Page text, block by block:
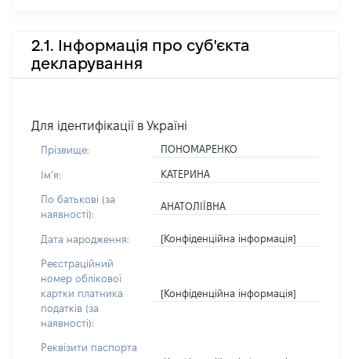
2.1. Інформація про суб'єкта
декларування
Для ідентифікації в Україні
Прізвище: ПОНОМАРЕНКО
Імʼя: КАТЕРИНА
По батькові (за
наявності):
АНАТОЛІЇВНА
Дата народження: [Конфіденційна інформація]
Реєстраційний
номер облікової
картки платника
податків (за
наявності):
[Конфіденційна інформація]
Реквізити паспорта